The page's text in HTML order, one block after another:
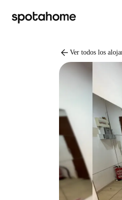
arrow_back Ver todos los